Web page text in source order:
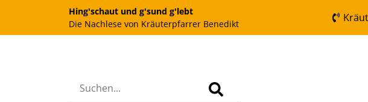
Hing'schaut und g'sund g'lebt
Die Nachlese von Kräuterpfarrer Benedikt